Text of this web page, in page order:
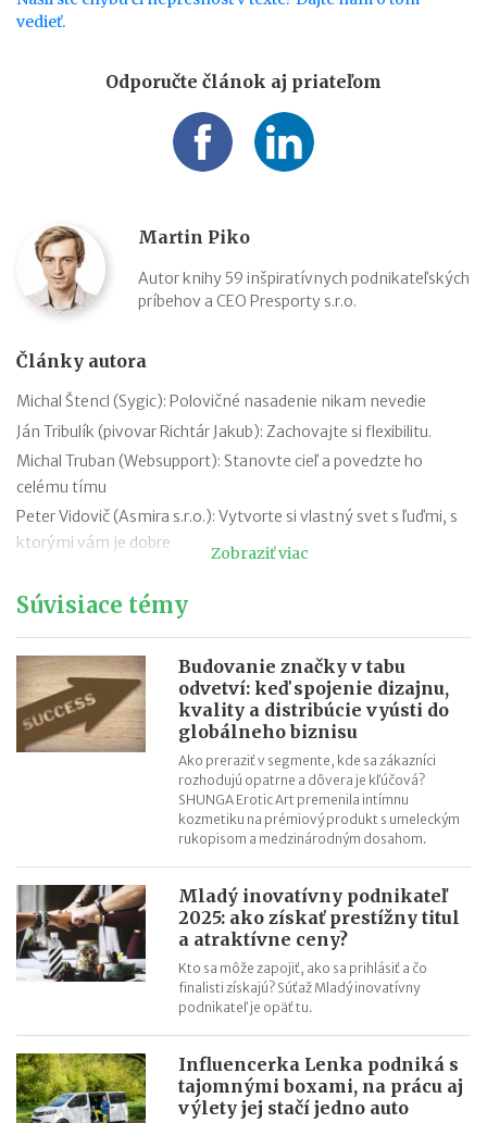
vedieť.
Odporučte článok aj priateľom
Martin Piko
Autor knihy 59 inšpiratívnych podnikateľských
príbehov a CEO Presporty s.r.o.
Články autora
Michal Štencl (Sygic): Polovičné nasadenie nikam nevedie
Ján Tribulík (pivovar Richtár Jakub): Zachovajte si flexibilitu.
Michal Truban (Websupport): Stanovte cieľ a povedzte ho
celému tímu
Peter Vidovič (Asmira s.r.o.): Vytvorte si vlastný svet s ľuďmi, s
ktorými vám je dobre
Peter Pukalovič (BE COOL, s.r.o.): Tešte sa z čiastkových
Peter Stanko (VÍNO MRVA & STANKO, a.s.): Lenivosť nie je
choroba, je to vlastnosť.
Katarína Remiaš (1st CLASS AGENCY, s.r.o.): Alfa a omega
úspechu sú radosť z práce, kreativita a dobré vzťahy
Petra Marko (ExtravaDansa): Po každej skúsenosti si trúfnete
Lucia Pašková (Curaprox): Hľadajte nové veci, nové spôsoby a
Zobraziť viac
Súvisiace témy
Budovanie značky v tabu
odvetví: keď spojenie dizajnu,
kvality a distribúcie vyústi do
globálneho biznisu
Ako preraziť v segmente, kde sa zákazníci
rozhodujú opatrne a dôvera je kľúčová?
SHUNGA Erotic Art premenila intímnu
kozmetiku na prémiový produkt s umeleckým
rukopisom a medzinárodným dosahom.
Mladý inovatívny podnikateľ
2025: ako získať prestížny titul
a atraktívne ceny?
Kto sa môže zapojiť, ako sa prihlásiť a čo
finalisti získajú? Súťaž Mladý inovatívny
podnikateľ je opäť tu.
Influencerka Lenka podniká s
tajomnými boxami, na prácu aj
výlety jej stačí jedno auto